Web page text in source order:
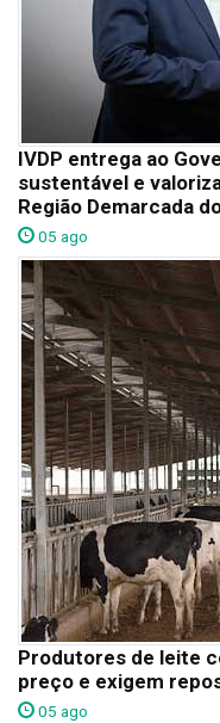
IVDP entrega ao
sustentável e
Região Demarcada
05 ago
Produtores de leite
preço e exigem
05 ago